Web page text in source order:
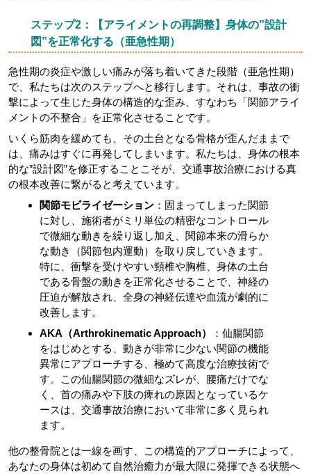
ステップ2：【アライメントの再調整】身体の”設計
図”を正常化する（亜急性期）
急性期の炎症や激しい痛みが落ち着いてきた段階（亜急性期）
で、私たちは次のステップへと移行します。それは、事故の衝
撃によって生じた身体の構造的な歪み、すなわち「関節アライ
メントの不整合」を正常化させることです。
いくら筋肉を緩めても、その土台となる骨格が歪んだままで
は、痛みはすぐに再発してしまいます。私たちは、身体の根本
的な”設計図”を修正することこそが、交通事故治療における真
の根本改善に繋がると考えています。
関節モビライゼーション ：固まってしまった関節
に対し、施術者がミリ単位の精密なコントロール
で微細な動きを繰り返し加え、関節本来の滑らか
な動き（関節包内運動）を取り戻していきます。
特に、衝撃を受けやすい頸椎や胸椎、身体の土台
である骨盤の動きを正常化させることで、神経の
圧迫が解放され、全身の神経伝達や血流が劇的に
改善します。
AKA（Arthrokinematic Approach）
：仙腸関節
をはじめとする、動きが非常に少ない関節の機能
異常にアプローチする、極めて高度な治療技術で
す。この仙腸関節の微細なズレが、腰痛だけでな
く、首の痛みや下肢の痺れの原因となっているケ
ースは、交通事故治療において非常に多く見られ
ます。
他の整骨院とは一線を画す、この構造的アプローチによって、
あなたの身体は初めて自然治癒力が最大限に発揮できる状態へ